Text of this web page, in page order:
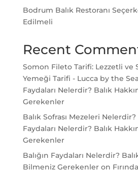
Bodrum Balık Restoranı
Edilmeli
Recent
Somon Fileto Tarifi: Lezzetli ve
Yemeği Tarifi - Lucca by the
Faydaları Nelerdir? Balık
Gerekenler
Balık Sofrası Mezeleri Nelerdir?
Faydaları Nelerdir? Balık
Gerekenler
Balığın Faydaları Nelerdir?
Bilmeniz Gerekenleron